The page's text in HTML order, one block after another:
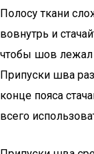
Полосу ткани
вовнутрь и
чтобы шов лежал
Припуски шва
конце пояса
всего